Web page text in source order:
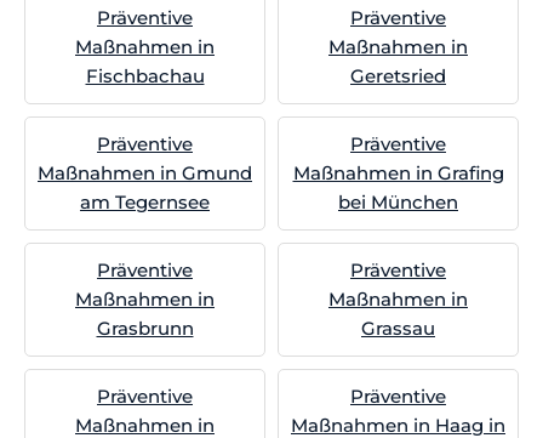
Präventive
Maßnahmen in
Fischbachau
Präventive
Maßnahmen in
Geretsried
Präventive
Maßnahmen in Gmund
am Tegernsee
Präventive
Maßnahmen in Grafing
bei München
Präventive
Maßnahmen in
Grasbrunn
Präventive
Maßnahmen in
Grassau
Präventive
Maßnahmen in
Präventive
Maßnahmen in Haag in